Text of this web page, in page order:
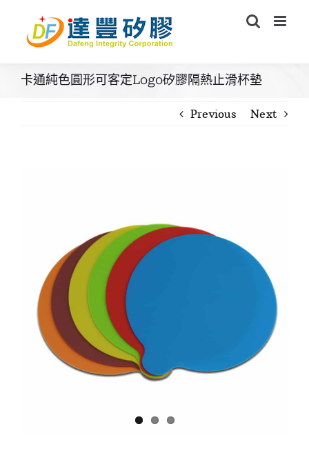
content
卡通純色圓形可客定Logo矽膠隔熱止滑杯墊
Previous Next